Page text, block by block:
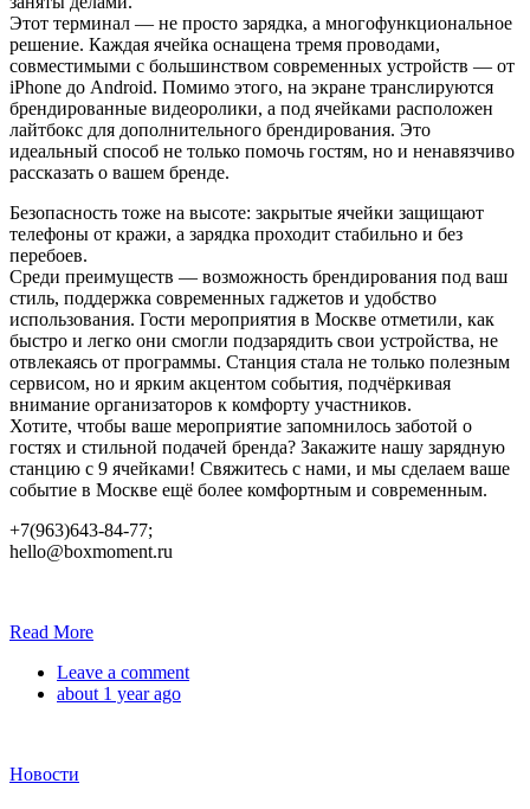
Этот терминал — не просто зарядка, а многофункциональное
решение. Каждая ячейка оснащена тремя проводами,
совместимыми с большинством современных устройств — от
iPhone до Android. Помимо этого, на экране транслируются
брендированные видеоролики, а под ячейками расположен
лайтбокс для дополнительного брендирования. Это
идеальный способ не только помочь гостям, но и ненавязчиво
рассказать о вашем бренде.
Безопасность тоже на высоте: закрытые ячейки защищают
телефоны от кражи, а зарядка проходит стабильно и без
перебоев.
Среди преимуществ — возможность брендирования под ваш
стиль, поддержка современных гаджетов и удобство
использования. Гости мероприятия в Москве отметили, как
быстро и легко они смогли подзарядить свои устройства, не
отвлекаясь от программы. Станция стала не только полезным
сервисом, но и ярким акцентом события, подчёркивая
внимание организаторов к комфорту участников.
Хотите, чтобы ваше мероприятие запомнилось заботой о
гостях и стильной подачей бренда? Закажите нашу зарядную
станцию с 9 ячейками! Свяжитесь с нами, и мы сделаем ваше
событие в Москве ещё более комфортным и современным.
+7(963)643-84-77;
hello@boxmoment.ru
Read More
Leave a comment
about 1 year ago
Новости